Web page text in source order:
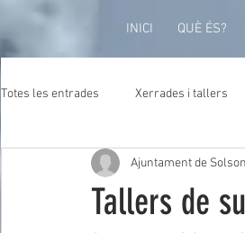
INICI QUÈ ÉS?
Totes les entrades Xerrades i tallers
Tallers de
Ajuntament de